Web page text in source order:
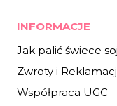
INFORMACJE
Jak palić świece
Zwroty i
Współpraca UGC